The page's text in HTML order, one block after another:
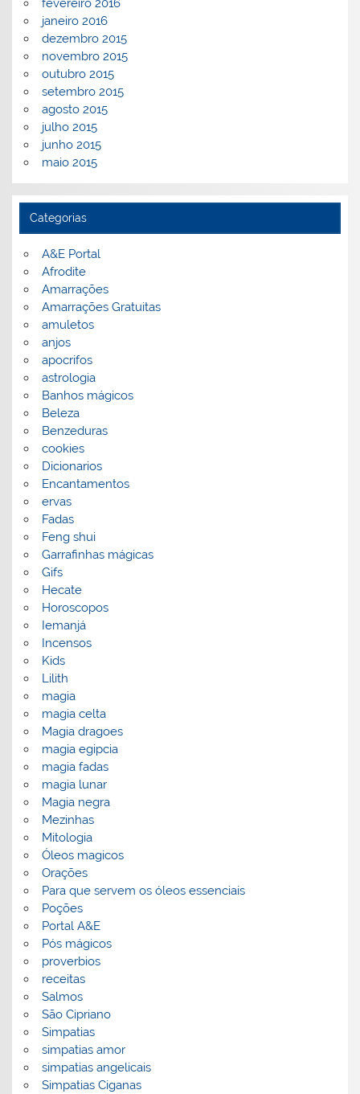
fevereiro 2016
janeiro 2016
dezembro 2015
novembro 2015
outubro 2015
setembro 2015
agosto 2015
julho 2015
junho 2015
maio 2015
Categorias
A&E Portal
Afrodite
Amarrações
Amarrações Gratuitas
amuletos
anjos
apocrifos
astrologia
Banhos mágicos
Beleza
Benzeduras
cookies
Dicionarios
Encantamentos
ervas
Fadas
Feng shui
Garrafinhas mágicas
Gifs
Hecate
Horoscopos
Iemanjá
Incensos
Kids
Lilith
magia
magia celta
Magia dragoes
magia egipcia
magia fadas
magia lunar
Magia negra
Mezinhas
Mitologia
Óleos magicos
Orações
Para que servem os óleos essenciais
Poções
Portal A&E
Pós mágicos
proverbios
receitas
Salmos
São Cipriano
Simpatias
simpatias amor
simpatias angelicais
Simpatias Ciganas